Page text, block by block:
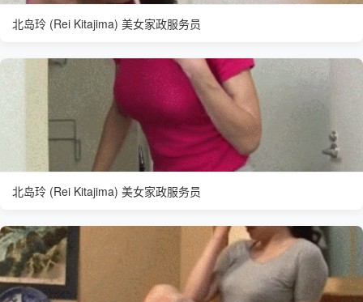
北岛玲 (Rei Kitajima) 美女家政服务员
北岛玲 (Rei Kitajima) 美女家政服务员